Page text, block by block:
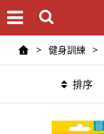
> 健身訓練 >
排序